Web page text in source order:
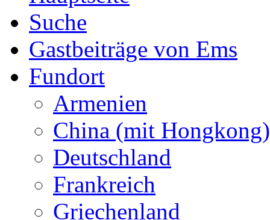
Suche
Gastbeiträge von Ems
Fundort
Armenien
China (mit Hongkong)
Deutschland
Frankreich
Griechenland